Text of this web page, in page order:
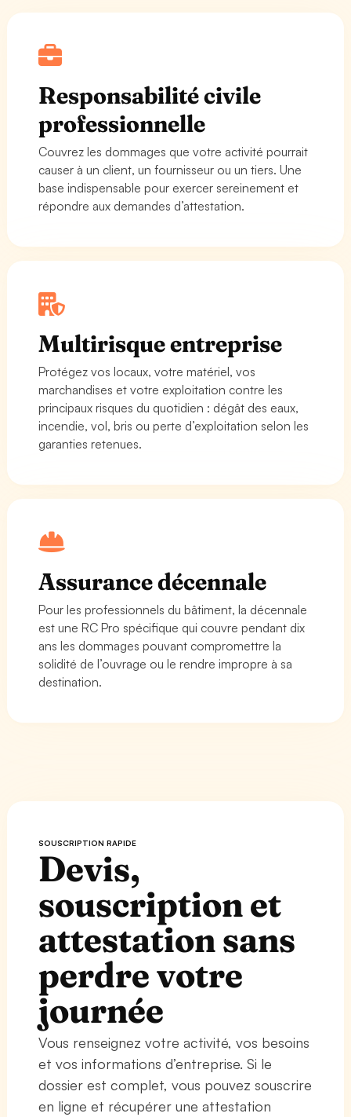
Responsabilité civile
professionnelle
Couvrez les dommages que votre activité pourrait
causer à un client, un fournisseur ou un tiers. Une
base indispensable pour exercer sereinement et
répondre aux demandes d’attestation.
Multirisque entreprise
Protégez vos locaux, votre matériel, vos
marchandises et votre exploitation contre les
principaux risques du quotidien : dégât des eaux,
incendie, vol, bris ou perte d’exploitation selon les
garanties retenues.
Assurance décennale
Pour les professionnels du bâtiment, la décennale
est une RC Pro spécifique qui couvre pendant dix
ans les dommages pouvant compromettre la
solidité de l’ouvrage ou le rendre impropre à sa
destination.
SOUSCRIPTION RAPIDE
Devis,
souscription et
attestation sans
perdre votre
journée
Vous renseignez votre activité, vos besoins
et vos informations d’entreprise. Si le
dossier est complet, vous pouvez souscrire
en ligne et récupérer une attestation